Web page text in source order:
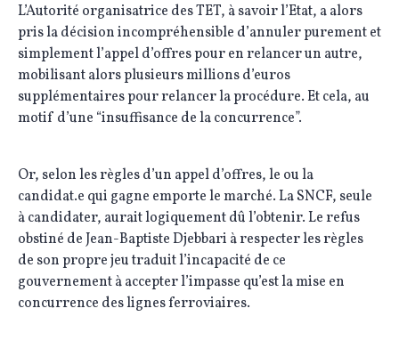
L’Autorité organisatrice des TET, à savoir l’Etat, a alors
pris la décision incompréhensible d’annuler purement et
simplement l’appel d’offres pour en relancer un autre,
mobilisant alors plusieurs millions d’euros
supplémentaires pour relancer la procédure. Et cela, au
motif d’une “insuffisance de la concurrence”.
Or, selon les règles d’un appel d’offres, le ou la
candidat.e qui gagne emporte le marché. La SNCF, seule
à candidater, aurait logiquement dû l’obtenir. Le refus
obstiné de Jean-Baptiste Djebbari à respecter les règles
de son propre jeu traduit l’incapacité de ce
gouvernement à accepter l’impasse qu’est la mise en
concurrence des lignes ferroviaires.